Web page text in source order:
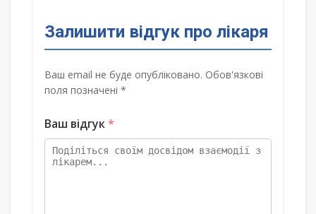
Залишити відгук про лікаря
Ваш email не буде опубліковано. Обов'язкові
поля позначені *
Ваш відгук*